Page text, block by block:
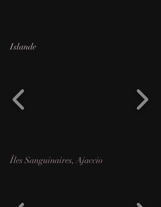
Islande
Îles Sanguinaires, Ajaccio